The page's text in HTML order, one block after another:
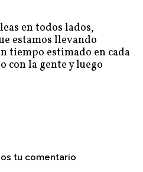
en todos lados,
estamos llevando
tiempo estimado en cada
con la gente y luego
tu comentario